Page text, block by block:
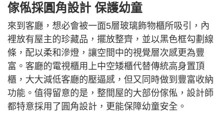
傢俬採圓角設計 保護幼童
來到客廳，想必會被一面5層玻璃飾物櫃所吸引，內
裡放有屋主的珍藏品，擺放整齊，並以黑色框勾劃線
條，配以柔和滲燈，讓空間中的視覺層次感更為豐
富。客廳的電視櫃用上中空矮櫃代替傳統高身置頂
櫃，大大減低客廳的壓逼感，但又同時做到豐富收納
功能。值得留意的是，整間屋的大部份傢俬，設計師
都特意採用了圓角設計，更能保障幼童安全。